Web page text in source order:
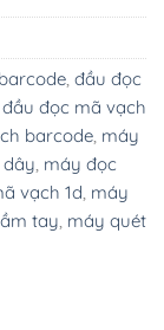
đầu đọc
đầu đọc mã vạch
barcode máy
máy đọc
vạch 1d máy
tay máy quét